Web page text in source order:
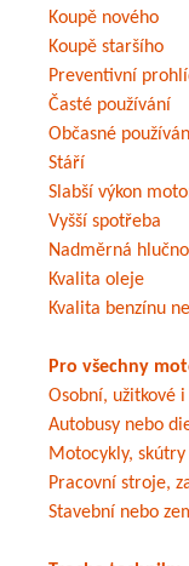
Koupě nového
Koupě staršího
Preventivní
Časté používání
Občasné
Stáří
Slabší výkon
Vyšší spotřeba
Nadměrná
Kvalita oleje
Kvalita benzínu
Pro všechny
Osobní, užitkové
Autobusy nebo
Motocykly,
Pracovní stroje,
Stavební nebo